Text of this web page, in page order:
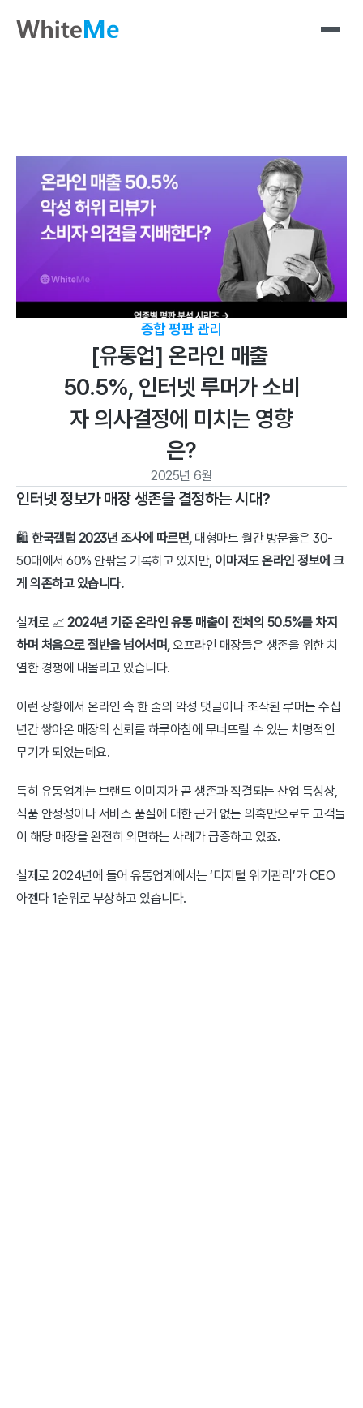
종합 평판 관리
[유통업] 온라인 매출
50.5%, 인터넷 루머가 소비
자 의사결정에 미치는 영향
은?
2025년 6월
인터넷 정보가 매장 생존을 결정하는 시대?
🛍️ 한국갤럽 2023년 조사에 따르면, 대형마트 월간 방문율은 30-
50대에서 60% 안팎을 기록하고 있지만, 이마저도 온라인 정보에 크
게 의존하고 있습니다.
실제로 📈 2024년 기준 온라인 유통 매출이 전체의 50.5%를 차지
하며 처음으로 절반을 넘어서며, 오프라인 매장들은 생존을 위한 치
열한 경쟁에 내몰리고 있습니다.
이런 상황에서 온라인 속 한 줄의 악성 댓글이나 조작된 루머는 수십
년간 쌓아온 매장의 신뢰를 하루아침에 무너뜨릴 수 있는 치명적인
무기가 되었는데요.
특히 유통업계는 브랜드 이미지가 곧 생존과 직결되는 산업 특성상,
식품 안정성이나 서비스 품질에 대한 근거 없는 의혹만으로도 고객들
이 해당 매장을 완전히 외면하는 사례가 급증하고 있죠.
실제로 2024년에 들어 유통업계에서는 ‘디지털 위기관리’가 CEO
아젠다 1순위로 부상하고 있습니다.